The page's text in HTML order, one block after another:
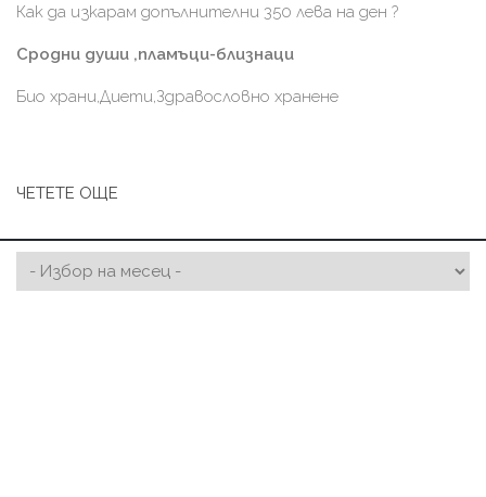
Как да изкарам допълнителни 350 лева на ден ?
Сродни души ,пламъци-близнаци
Био храни,Диети,Здравословно хранене
ЧЕТЕТЕ ОЩЕ